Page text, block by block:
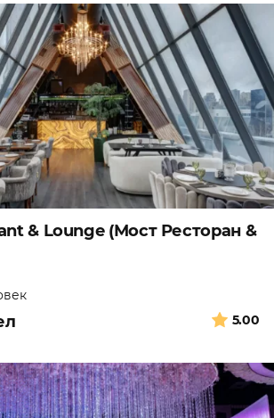
& Lounge (Мост Ресторан &
5.00